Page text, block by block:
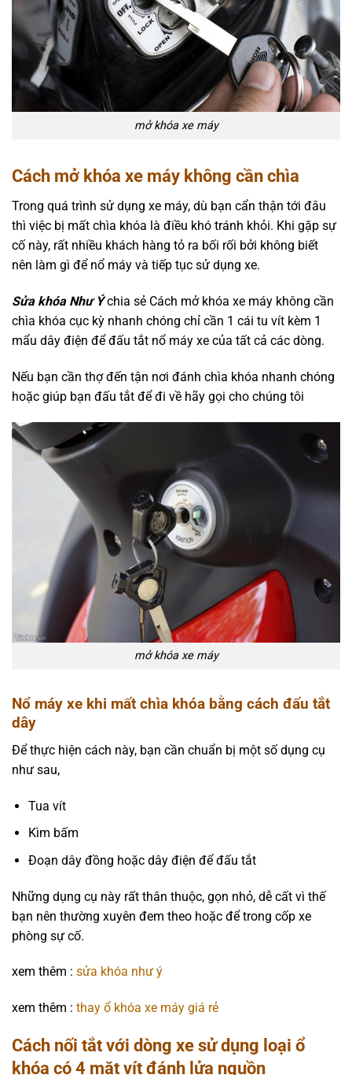
mở khóa xe máy
Cách mở khóa xe máy không cần chìa
Trong quá trình sử dụng xe máy, dù bạn cẩn thận tới đâu
thì việc bị mất chìa khóa là điều khó tránh khỏi. Khi gặp sự
cố này, rất nhiều khách hàng tỏ ra bối rối bởi không biết
nên làm gì để nổ máy và tiếp tục sử dụng xe.
Sửa khóa Như Ýchia sẻ Cách mở khóa xe máy không cần
chìa khóa cục kỳ nhanh chóng chỉ cần 1 cái tu vít kèm 1
mẩu dây điện để đấu tắt nổ máy xe của tất cả các dòng.
Nếu bạn cần thợ đến tận nơi đánh chìa khóa nhanh chóng
hoặc giúp bạn đấu tắt để đi về hãy gọi cho chúng tôi
mở khóa xe máy
Nổ máy xe khi mất chìa khóa bằng cách đấu tắt
dây
Để thực hiện cách này, bạn cần chuẩn bị một số dụng cụ
như sau,
Tua vít
Kìm bấm
Đoạn dây đồng hoặc dây điện để đấu tắt
Những dụng cụ này rất thân thuộc, gọn nhỏ, dễ cất vì thế
bạn nên thường xuyên đem theo hoặc để trong cốp xe
phòng sự cố.
xem thêm : sửa khóa như ý
xem thêm : thay ổ khóa xe máy giá rẻ
Cách nối tắt với dòng xe sử dụng loại ổ
khóa có 4 mặt vít đánh lửa nguồn